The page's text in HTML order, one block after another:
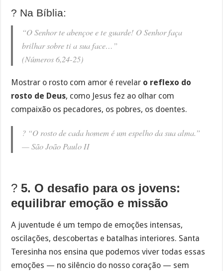
? Na Bíblia:
“O Senhor te abençoe e te guarde! O Senhor faça
brilhar sobre ti a sua face…”
(Números 6,24-25)
Mostrar o rosto com amor é revelar o reflexo do
rosto de Deus, como Jesus fez ao olhar com
compaixão os pecadores, os pobres, os doentes.
? “O rosto de cada homem é um espelho da sua alma.”
—São João Paulo II
?5. O desafio para os jovens:
equilibrar emoção e missão
A juventude é um tempo de emoções intensas,
oscilações, descobertas e batalhas interiores. Santa
Teresinha nos ensina que podemos viver todas essas
emoções — no silêncio do nosso coração — sem